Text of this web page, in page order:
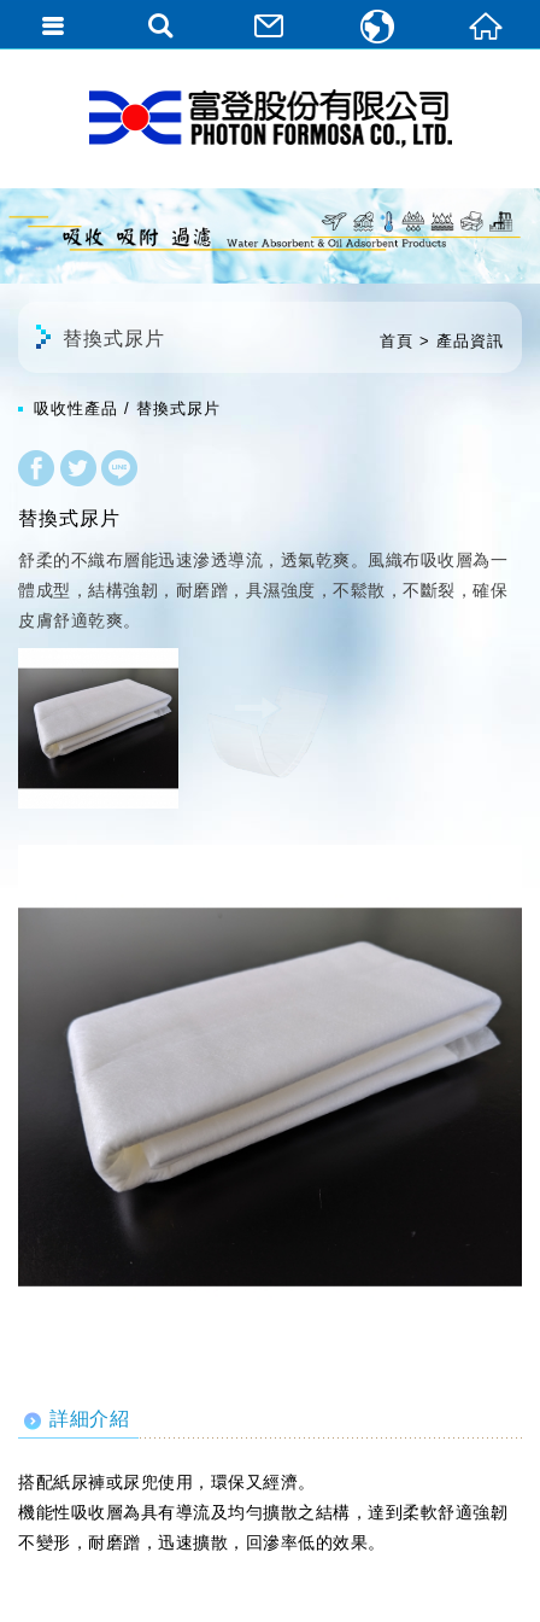
首頁 產品資訊
替換式尿片
吸收性產品 替換式尿片
替換式尿片
舒柔的不織布層能迅速滲透導流，透氣乾爽。風織布吸收層為一
體成型，結構強韌，耐磨蹭，具濕強度，不鬆散，不斷裂，確保
皮膚舒適乾爽。
詳細介紹
搭配紙尿褲或尿兜使用，環保又經濟。
機能性吸收層為具有導流及均勻擴散之結構，達到柔軟舒適強韌
不變形，耐磨蹭，迅速擴散，回滲率低的效果。
English